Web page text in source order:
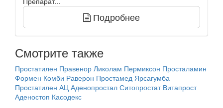
Подробнее
Смотрите также
Простатилен Правенор Ликолам Пермиксон Просталамин
Формен Комби Раверон Простамед Ярсагумба
Простатилен АЦ Аденопростал Ситопростат Витапрост
Аденостоп Касодекс